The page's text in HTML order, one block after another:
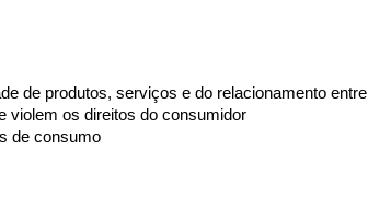
de produtos, serviços e do relacionamento
violem os direitos do consumidor
de consumo